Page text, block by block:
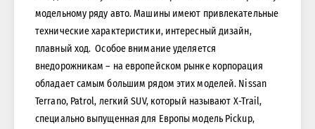
модельному ряду авто. Машины имеют привлекательные
технические характеристики, интересный дизайн,
плавный ход. Особое внимание уделяется
внедорожникам – на европейском рынке корпорация
обладает самым большим рядом этих моделей. Nissan
Terrano, Patrol, легкий SUV, который называют X-Trail,
специально выпущенная для Европы модель Pickup,